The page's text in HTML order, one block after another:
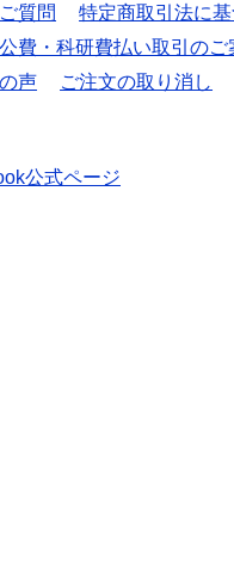
質問
特定商取引法に
費・科研費払い取引のご
声 ご注文の取り消し
公式ページ